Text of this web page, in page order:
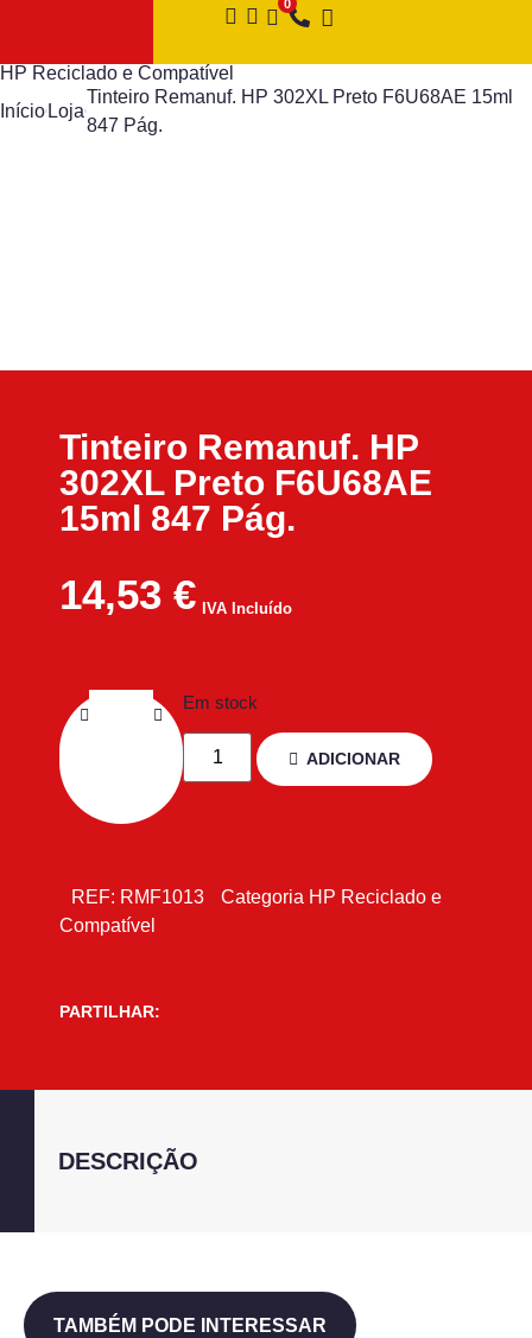
HP Reciclado e Compatível
Início Loja
Tinteiro Remanuf. HP 302XL Preto F6U68AE 15ml
847 Pág.
Tinteiro Remanuf. HP
302XL Preto F6U68AE
15ml 847 Pág.
14,53 € IVA Incluído
Em stock
ADICIONAR
REF: RMF1013 Categoria HP Reciclado e
Compatível
PARTILHAR:
DESCRIÇÃO
TAMBÉM PODE INTERESSAR